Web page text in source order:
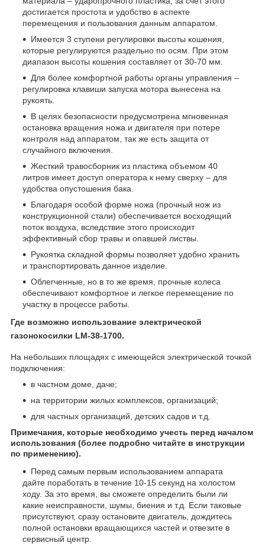
достигается простота и удобство в аспекте
перемещения и пользования данным аппаратом.
Имеется 3 ступени регулировки высоты кошения,
которые регулируются раздельно по осям. При этом
диапазон высоты кошения составляет от 30-70 мм.
Для более комфортной работы органы управления –
регулировка клавиши запуска мотора вынесена на
рукоять.
В целях безопасности предусмотрена мгновенная
остановка вращения ножа и двигателя при потере
контроля над аппаратом, так же есть защита от
случайного включения.
Жесткий травосборник из пластика объемом 40
литров имеет доступ оператора к нему сверху – для
удобства опустошения бака.
Благодаря особой форме ножа (прочный нож из
конструкционной стали) обеспечивается восходящий
поток воздуха, вследствие этого происходит
эффективный сбор травы и опавшей листвы.
Рукоятка складной формы позволяет удобно хранить
и транспортировать данное изделие.
Облегченные, но в то же время, прочные колеса
обеспечивают комфортное и легкое перемещение по
участку в процессе работы.
Где возможно использование электрической
газонокосилки LM-38-1700.
На небольших площадях с имеющейся электрической точкой
подключения:
в частном доме, даче;
на территории жилых комплексов, организаций;
для частных организаций, детских садов и т.д.
Примечания, которые необходимо учесть перед началом
использования (более подробно читайте в инструкции
по применению).
Перед самым первым использованием аппарата
дайте поработать в течение 10-15 секунд на холостом
ходу. За это время, вы сможете определить были ли
какие неисправности, шумы, биения и т.д. Если таковые
присутствуют, сразу остановите двигатель, дождитесь
полной остановки вращающихся частей и отвезите в
сервисный центр.